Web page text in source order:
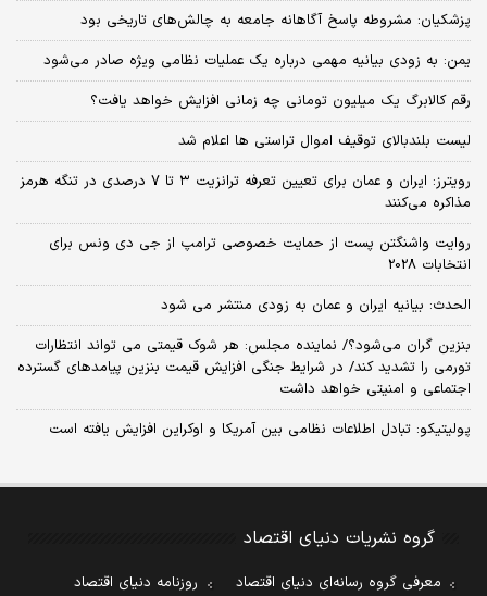
پزشکیان: مشروطه پاسخ آگاهانه جامعه به چالش‌های تاریخی بود
یمن: به زودی بیانیه مهمی درباره یک عملیات نظامی ویژه صادر می‌شود
رقم کالابرگ یک میلیون تومانی چه زمانی افزایش خواهد یافت؟
لیست بلندبالای توقیف اموال تراستی ها اعلام شد
رویترز: ایران و عمان برای تعیین تعرفه ترانزیت ۳ تا ۷ درصدی در تنگه هرمز
مذاکره می‌کنند
روایت واشنگتن پست از حمایت خصوصی ترامپ از جی دی ونس برای
انتخابات 2028
الحدث: بیانیه ایران و عمان به زودی منتشر می شود
بنزین گران می‌شود؟/ نماینده مجلس: هر شوک قیمتی می تواند انتظارات
تورمی را تشدید کند/ در شرایط جنگی افزایش قیمت بنزین پیامدهای گسترده
اجتماعی و امنیتی خواهد داشت
پولیتیکو: تبادل اطلاعات نظامی بین آمریکا و اوکراین افزایش یافته است
گروه نشریات دنیای اقتصاد
معرفی گروه رسانه‌ای دنیای اقتصاد
روزنامه دنیای اقتصاد